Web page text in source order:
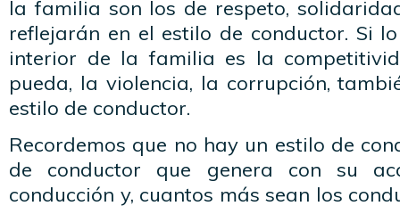
la familia son los de respeto,
reflejarán en el estilo de conductor. Si
interior de la familia es la
pueda, la violencia, la corrupción,
estilo de conductor.
Recordemos que no hay un estilo de
de conductor que genera con su
conducción y, cuantos más sean los